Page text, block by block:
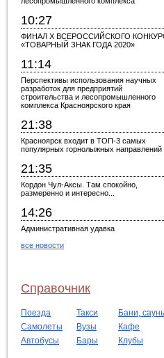
10:27
ФИНАЛ X ВСЕРОССИЙСКОГО
«ТОВАРНЫЙ ЗНАК ГОДА 2020»
11:14
Перспективы использования научных
разработок для предприятий
строительства и лесопромышленного
комплекса Красноярского края
21:38
Красноярск входит в ТОП-3 самых
популярных горнолыжных направлений
21:35
Кордон Чул-Аксы. Там спокойно,
размеренно и интересно...
14:26
Административная удавка
все новости
Справочник
Поезда Такси
Бани,
Самолеты
Вузы
Кафе
Автобусы
Бары Клубы